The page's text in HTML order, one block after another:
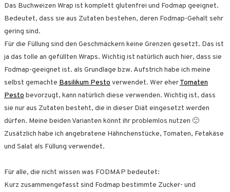
Das Buchweizen Wrap ist komplett glutenfrei und Fodmap geeignet.
Bedeutet, dass sie aus Zutaten bestehen, deren Fodmap-Gehalt sehr
gering sind.
Für die Füllung sind den Geschmäckern keine Grenzen gesetzt. Das ist
ja das tolle an gefüllten Wraps. Wichtig ist natürlich auch hier, dass sie
Fodmap-geeignet ist. als Grundlage bzw. Aufstrich habe ich meine
selbst gemachte Basilikum Pesto verwendet. Wer eherTomaten
Pesto bevorzugt, kann natürlich diese verwenden. Wichtig ist, dass
sie nur aus Zutaten besteht, die in dieser Diät eingesetzt werden
dürfen. Meine beiden Varianten könnt ihr problemlos nutzen 🙂
Zusätzlich habe ich angebratene Hähnchenstücke, Tomaten, Fetakäse
und Salat als Füllung verwendet.
Für alle, die nicht wissen was FODMAP bedeutet:
Kurz zusammengefasst sind Fodmap bestimmte Zucker- und